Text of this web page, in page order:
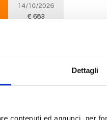
Dettagli
14/10/2026
€ 683
Mediterraneo8 giorni
MSC